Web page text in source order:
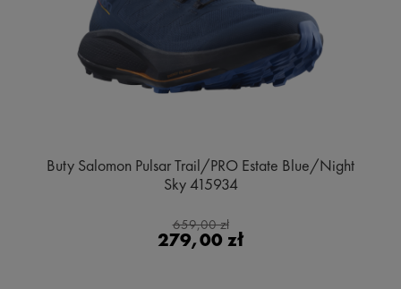
Buty Salomon Pulsar Trail/PRO Estate Blue/Night
Sky 415934
659,00 zł
279,00 zł